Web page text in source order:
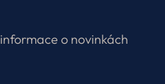
o novinkách